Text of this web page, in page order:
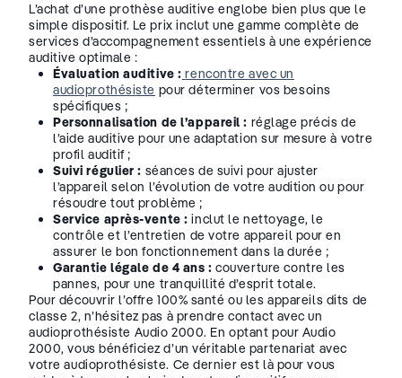
L’achat d’une prothèse auditive englobe bien plus que le
simple dispositif. Le prix inclut une gamme complète de
services d’accompagnement essentiels à une expérience
auditive optimale :
Évaluation auditive : rencontre avec un
audioprothésiste pour déterminer vos besoins
spécifiques ;
Personnalisation de l’appareil : réglage précis de
l’aide auditive pour une adaptation sur mesure à votre
profil auditif ;
Suivi régulier : séances de suivi pour ajuster
l’appareil selon l’évolution de votre audition ou pour
résoudre tout problème ;
Service après-vente : inclut le nettoyage, le
contrôle et l’entretien de votre appareil pour en
assurer le bon fonctionnement dans la durée ;
Garantie légale de 4 ans : couverture contre les
pannes, pour une tranquillité d’esprit totale.
Pour découvrir l’offre 100% santé ou les appareils dits de
classe 2, n’hésitez pas à prendre contact avec un
audioprothésiste Audio 2000. En optant pour Audio
2000, vous bénéficiez d’un véritable partenariat avec
votre audioprothésiste. Ce dernier est là pour vous